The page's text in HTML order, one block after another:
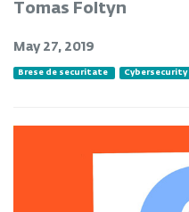
Tomas Foltyn
May 27, 2019
Brese de securitate Cybersecurity